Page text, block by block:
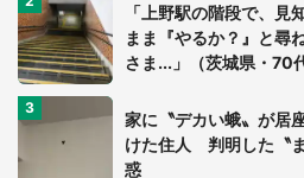
「上野駅の階段で、見
まま『やるか？』と尋
さま...」（茨城県・70
家に〝デカい蛾〟が居
けた住人 判明した〝
惑